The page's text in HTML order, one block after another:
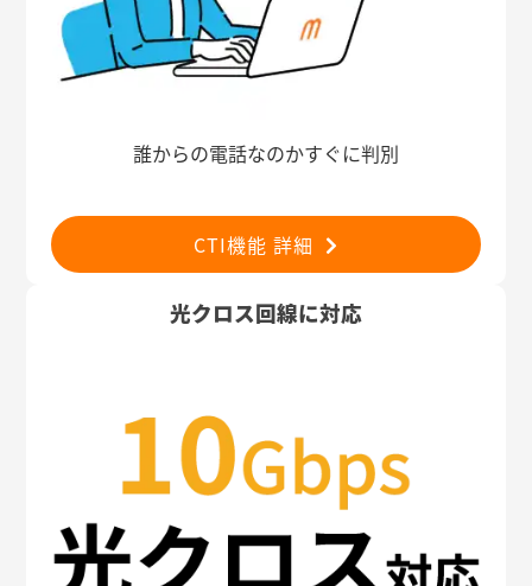
誰からの電話なのかすぐに判別
CTI機能 詳細
光クロス回線に対応